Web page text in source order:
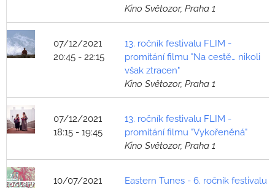
Kino Světozor, Praha 1
07/12/2021
20:45 - 22:15
13. ročník festivalu FLIM -
promítání filmu "Na cestě… nikoli
však ztracen"
Kino Světozor, Praha 1
07/12/2021
18:15 - 19:45
13. ročník festivalu FLIM -
promítání filmu "Vykořeněná"
Kino Světozor, Praha 1
10/07/2021
Eastern Tunes - 6. ročník festivalu